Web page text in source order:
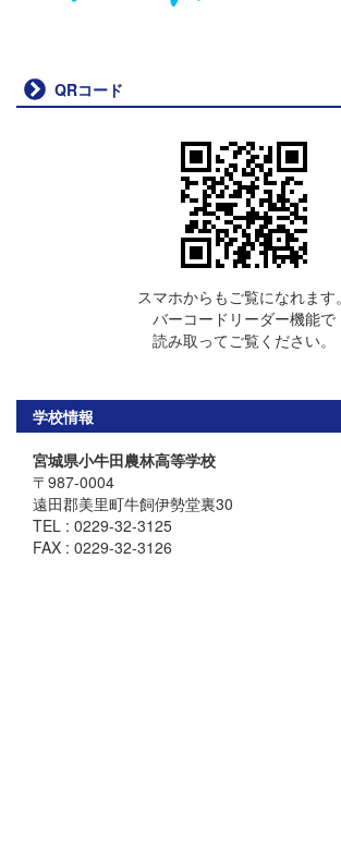
QRコード
スマホからもご覧になれます。
バーコードリーダー機能で
読み取ってご覧ください。
学校情報
宮城県小牛田農林高等学校
〒987-0004
遠田郡美里町牛飼伊勢堂裏30
TEL : 0229-32-3125
FAX : 0229-32-3126